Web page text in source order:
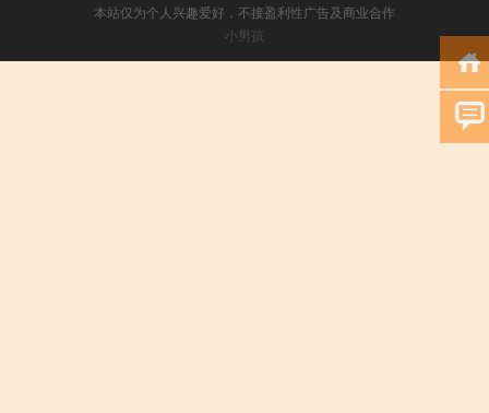
本站仅为个人兴趣爱好，不接盈利性广告及商业合作
小男孩